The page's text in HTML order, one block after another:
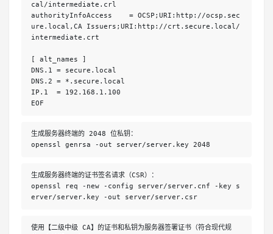
cal/intermediate.crl
authorityInfoAccess    = OCSP;URI:http://ocsp.sec
ure.local,CA Issuers;URI:http://crt.secure.local/
intermediate.crt
[ alt_names ]
DNS.1 = secure.local
DNS.2 = *.secure.local
IP.1  = 192.168.1.100
EOF
生成服务器终端的 2048 位私钥：
openssl genrsa -out server/server.key 2048
生成服务器终端的证书签名请求（CSR）：
openssl req -new -config server/server.cnf -key s
erver/server.key -out server/server.csr
使用【二级中级 CA】的证书和私钥为服务器签署证书（符合现代规